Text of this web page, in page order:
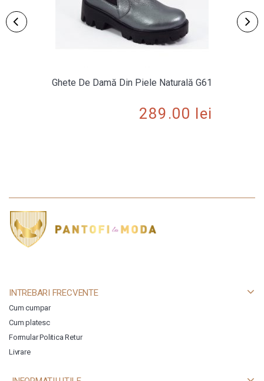
Ghete De Damă Din Piele Naturală G61
289.00 lei
INTREBARI FRECVENTE
Cum cumpar
Cum platesc
Formular Politica Retur
Livrare